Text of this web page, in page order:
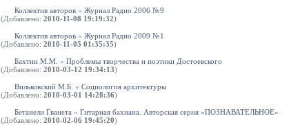
Коллектив авторов » Журнал Радио 2006 №9
(Добавлено: 2010-11-08 19:19:32)
Коллектив авторов » Журнал Радио 2009 №1
(Добавлено: 2010-11-05 01:35:35)
Бахтин М.М. » Проблемы творчества и поэтики Достоевского
(Добавлено: 2010-03-12 19:34:13)
Вильковский М.Б. » Социология архитектуры
(Добавлено: 2010-03-01 14:28:36)
Бетанели Гванета » Гитарная бахиана. Авторская серия «ПОЗНАВАТЕЛЬНОЕ»
(Добавлено: 2010-02-06 19:45:20)